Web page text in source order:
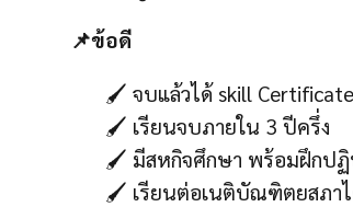
📌ข้อดี
🖌️ จบแล้วได้ skill
🖌️ เรียนจบภายใน 3 ปีครึ่ง
🖌️ มีสหกิจศึกษา พร้อมฝึกปฏิ
🖌️ เรียนต่อเนติบัณฑิตยสภา